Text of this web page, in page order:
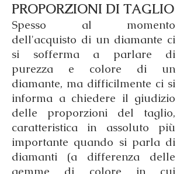
PROPORZIONI DI TAGLIO
Spesso al momento
dell'acquisto di un diamante ci
si sofferma a parlare di
purezza e colore di un
diamante, ma difficilmente ci si
informa a chiedere il giudizio
delle proporzioni del taglio,
caratteristica in assoluto più
importante quando si parla di
diamanti (a differenza delle